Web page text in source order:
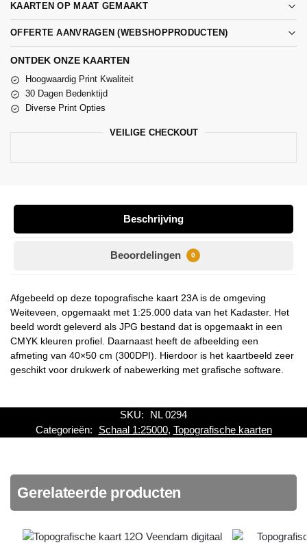
KAARTEN OP MAAT GEMAAKT
OFFERTE AANVRAGEN (WEBSHOPPRODUCTEN)
ONTDEK ONZE KAARTEN
Hoogwaardig Print Kwaliteit
30 Dagen Bedenktijd
Diverse Print Opties
VEILIGE CHECKOUT
Beschrijving
Beoordelingen 0
Afgebeeld op deze topografische kaart 23A is de omgeving
Weiteveen, opgemaakt met 1:25.000 data van het Kadaster. Het
beeld wordt geleverd als JPG bestand dat is opgemaakt in een
CMYK kleuren profiel. Daarnaast heeft de afbeelding een
afmeting van 40×50 cm (300DPI). Hierdoor is het kaartbeeld zeer
geschikt voor drukwerk of nabewerking met grafische software.
SKU:
NL 0294
Categorieën:
Schaal 1:25000, Topografische kaarten
Gerelateerde producten